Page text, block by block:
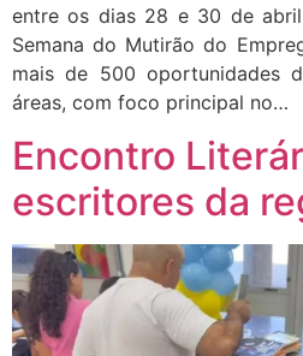
entre os dias 28 e 30 de
Semana do Mutirão do
mais de 500 oportunidades
áreas, com foco principal no…
Encontro
escritores da